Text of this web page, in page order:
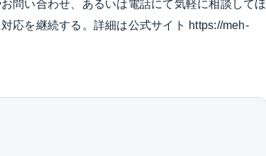
問い合わせ、あるいは電話にて気軽に相談してほ
応を継続する。詳細は公式サイト https://meh-